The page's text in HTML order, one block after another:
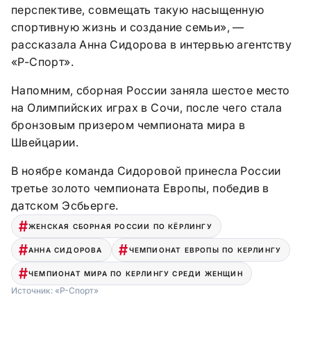
перспективе, совмещать такую насыщенную
спортивную жизнь и создание семьи», —
рассказала Анна Сидорова в интервью агентству
«Р-Спорт».
Напомним, сборная России заняла шестое место
на Олимпийских играх в Сочи, после чего стала
бронзовым призером чемпионата мира в
Швейцарии.
В ноябре команда Сидоровой принесла России
третье золото чемпионата Европы, победив в
датском Эсбьерге.
ЖЕНСКАЯ СБОРНАЯ РОССИИ ПО КЁРЛИНГУ
АННА СИДОРОВА ЧЕМПИОНАТ ЕВРОПЫ ПО КЕРЛИНГУ
ЧЕМПИОНАТ МИРА ПО КЕРЛИНГУ СРЕДИ ЖЕНЩИН
Источник: «Р-Спорт»